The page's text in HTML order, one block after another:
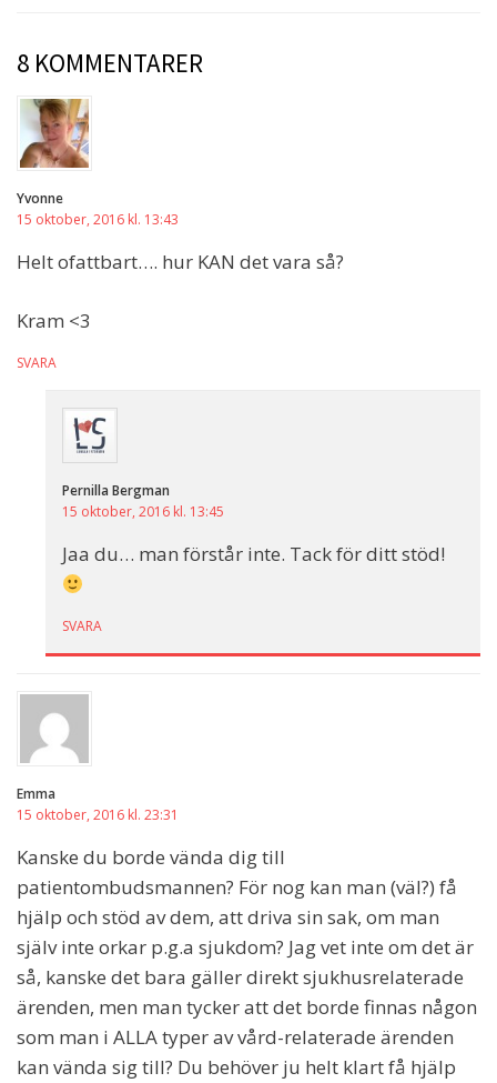
8 KOMMENTARER
Yvonne
15 oktober, 2016 kl. 13:43
Helt ofattbart…. hur KAN det vara så?
Kram <3
SVARA
Pernilla Bergman
15 oktober, 2016 kl. 13:45
Jaa du… man förstår inte. Tack för ditt stöd!
SVARA
Emma
15 oktober, 2016 kl. 23:31
Kanske du borde vända dig till
patientombudsmannen? För nog kan man (väl?) få
hjälp och stöd av dem, att driva sin sak, om man
själv inte orkar p.g.a sjukdom? Jag vet inte om det är
så, kanske det bara gäller direkt sjukhusrelaterade
ärenden, men man tycker att det borde finnas någon
som man i ALLA typer av vård-relaterade ärenden
kan vända sig till? Du behöver ju helt klart få hjälp